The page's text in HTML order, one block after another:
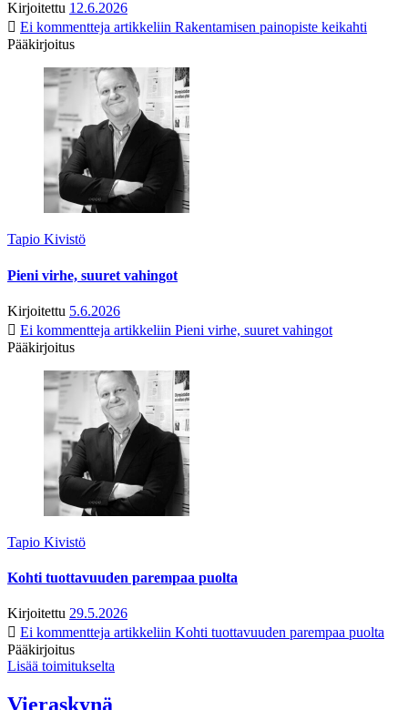
Kirjoitettu 12.6.2026
Ei kommentteja artikkeliin Rakentamisen painopiste keikahti
Pääkirjoitus
Tapio Kivistö
Pieni virhe, suuret vahingot
Kirjoitettu 5.6.2026
Ei kommentteja artikkeliin Pieni virhe, suuret vahingot
Pääkirjoitus
Tapio Kivistö
Kohti tuottavuuden parempaa puolta
Kirjoitettu 29.5.2026
Ei kommentteja artikkeliin Kohti tuottavuuden parempaa puolta
Pääkirjoitus
Lisää toimitukselta
Vieraskynä